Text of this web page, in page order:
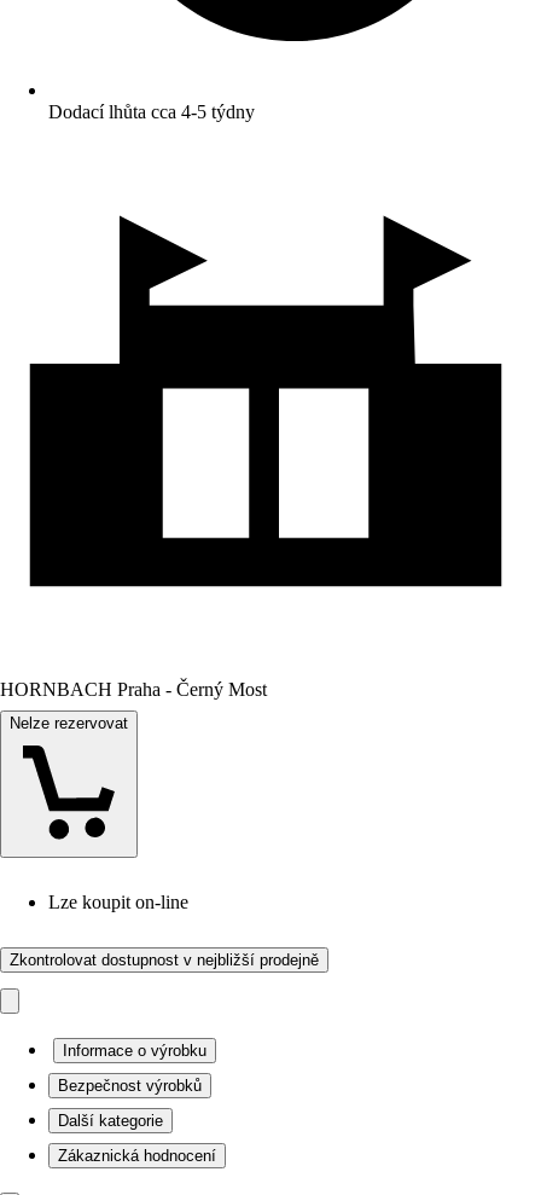
Dodací lhůta cca 4-5 týdny
HORNBACH Praha - Černý Most
Nelze rezervovat
Lze koupit on-line
Zkontrolovat dostupnost v nejbližší prodejně
Informace o výrobku
Bezpečnost výrobků
Další kategorie
Zákaznická hodnocení